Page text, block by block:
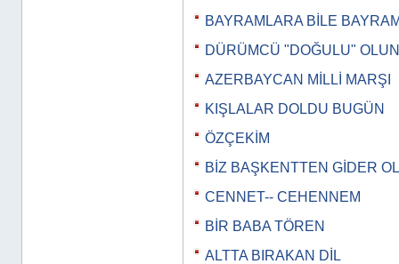
BAYRAMLARA BİLE
DÜRÜMCÜ "DOĞULU"
AZERBAYCAN MİLLİ MARŞI
KIŞLALAR DOLDU BUGÜN
ÖZÇEKİM
BİZ BAŞKENTTEN GİDER
CENNET-- CEHENNEM
BİR BABA TÖREN
ALTTA BIRAKAN DİL